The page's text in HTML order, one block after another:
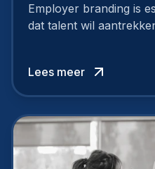
Employer branding is
dat talent wil aantrekken
niet van vandaag op
aan, starten met
Lees meer